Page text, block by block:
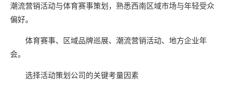
潮流营销活动与体育赛事策划，熟悉西南区域市场与年轻受众
偏好。
体育赛事、区域品牌巡展、潮流营销活动、地方企业年
会。
选择活动策划公司的关键考量因素